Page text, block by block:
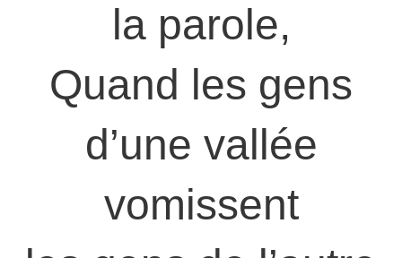
la parole,
Quand les gens
d’une vallée
vomissent